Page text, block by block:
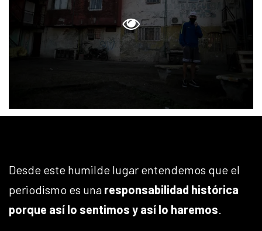
Desde este humilde lugar entendemos que el
periodismo es una responsabilidad histórica
porque así lo sentimos y así lo haremos.